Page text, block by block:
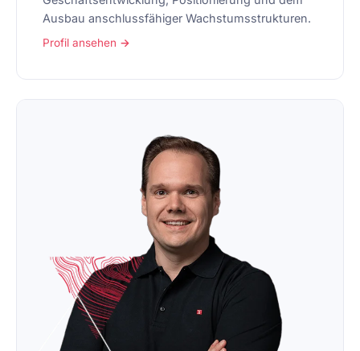
Ausbau anschlussfähiger Wachstumsstrukturen.
Profil ansehen →